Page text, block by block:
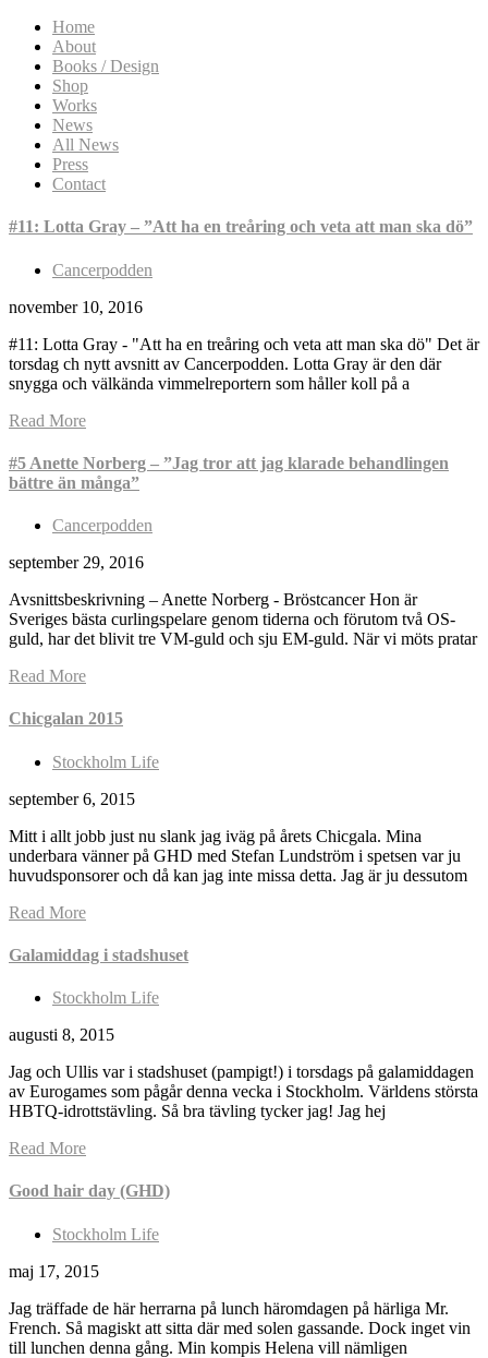
Home
About
Books / Design
Shop
Works
News
All News
Press
Contact
#11: Lotta Gray – ”Att ha en treåring och veta att man ska dö”
Cancerpodden
november 10, 2016
#11: Lotta Gray - "Att ha en treåring och veta att man ska dö" Det är
torsdag ch nytt avsnitt av Cancerpodden. Lotta Gray är den där
snygga och välkända vimmelreportern som håller koll på a
Read More
#5 Anette Norberg – ”Jag tror att jag klarade behandlingen
bättre än många”
Cancerpodden
september 29, 2016
Avsnittsbeskrivning – Anette Norberg - Bröstcancer Hon är
Sveriges bästa curlingspelare genom tiderna och förutom två OS-
guld, har det blivit tre VM-guld och sju EM-guld. När vi möts pratar
Read More
Chicgalan 2015
Stockholm Life
september 6, 2015
Mitt i allt jobb just nu slank jag iväg på årets Chicgala. Mina
underbara vänner på GHD med Stefan Lundström i spetsen var ju
huvudsponsorer och då kan jag inte missa detta. Jag är ju dessutom
Read More
Galamiddag i stadshuset
Stockholm Life
augusti 8, 2015
Jag och Ullis var i stadshuset (pampigt!) i torsdags på galamiddagen
av Eurogames som pågår denna vecka i Stockholm. Världens största
HBTQ-idrottstävling. Så bra tävling tycker jag! Jag hej
Read More
Good hair day (GHD)
Stockholm Life
maj 17, 2015
Jag träffade de här herrarna på lunch häromdagen på härliga Mr.
French. Så magiskt att sitta där med solen gassande. Dock inget vin
till lunchen denna gång. Min kompis Helena vill nämligen